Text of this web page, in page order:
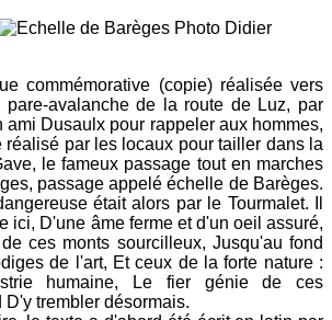
Photo Didier
commémorative (copie) réalisée vers
pare-avalanche de la route de Luz, par
ami Dusaulx pour rappeler aux hommes,
réalisé par les locaux pour tailler dans la
le fameux passage tout en marches
passage appelé échelle de Barèges.
était alors par le Tourmalet. Il
ici, D'une âme ferme et d'un oeil assuré,
ces monts sourcilleux, Jusqu'au fond
de l'art, Et ceux de la forte nature :
humaine, Le fier génie de ces
D'y trembler désormais.